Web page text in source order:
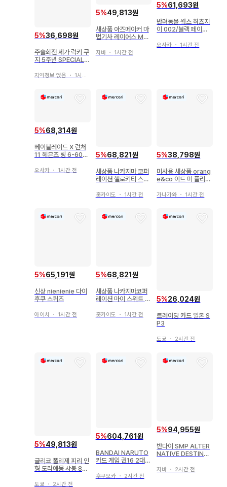
5%36,698원
주술회전 세가 럭키 쿠
지 5주년 SPECIAL D
드
지역정보 없음 ・ 1시간 전
5%49,813원
새상품 아즈메이커 마
법기사 레이어스 MO
지바・ 1시간 전
5%61,693원
반려동물 웍스 히츠지
이 002/블랙 페이스
오사카 ・ 1시간 전
5%68,314원
베이블레이드 X 런처
11 헤븐즈 링 6-60T
없음
오사카 ・ 1시간 전
5%68,821원
새상품 나카지마 코퍼
레이션 헬로키티 스위
인형 S 스트로베리 쇼
홋카이도 ・ 1시간 전
5%38,798원
미사용 새상품 orang
e&co 이트 미 플리즈
가나가와 ・ 1시간 전
5%65,191원
신상 nienienie 다이
후쿠 스퀴즈
아이치 ・ 1시간 전
5%68,821원
새상품 나카지마코퍼
레이션 마이 스위트 피
렉션 봉제 인형 S 스트
홋카이도 ・ 1시간 전
5%26,024원
트레이딩 카드 일본 S
P3
도쿄 ・ 2시간 전
5%49,813원
글리코 폴리제 피리 인
형 도라에몽 샤봉 80
도쿄 ・ 2시간 전
5%604,761원
BANDAI NARUTO
카드 게임 권16 2대
369
후쿠오카・ 2시간 전
5%94,955원
반다이 SMP ALTER
NATIVE DESTINY
MODELING PROJE
지바 ・ 2시간 전